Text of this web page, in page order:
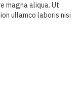
magna aliqua. Ut
ullamco laboris nisi